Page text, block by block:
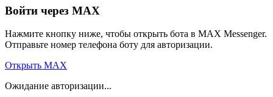
Войти через MAX
Нажмите кнопку ниже, чтобы открыть бота в MAX Messenger.
Отправьте номер телефона боту для авторизации.
Открыть MAX
Ожидание авторизации...